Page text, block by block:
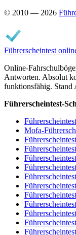
© 2010 — 2026
Führerscheintest
Online-
Antworten. Absolut
funktionsfähig. Stand
Führerscheintest-
Mofa-